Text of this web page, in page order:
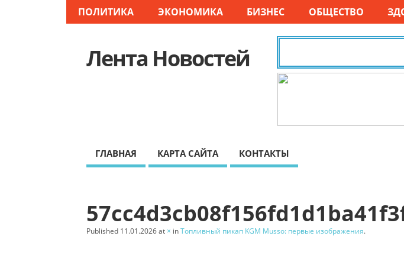
ПОЛИТИКА ЭКОНОМИКА БИЗНЕС ОБЩЕСТВО
Лента Новостей
ГЛАВНАЯ КАРТА САЙТА КОНТАКТЫ
Published 11.01.2026at × inТопливный пикап KGM Musso: первые изображения.